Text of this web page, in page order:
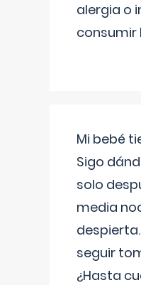
alergia o
consumir
Mi bebé
Sigo
solo
media
seguir
¿Hasta